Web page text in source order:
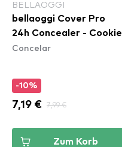
BELLAOGGI
bellaoggi Cover Pro
24h Concealer - Cookie
Concelar
-10%
7,19 € 7,99 €
Zum Korb